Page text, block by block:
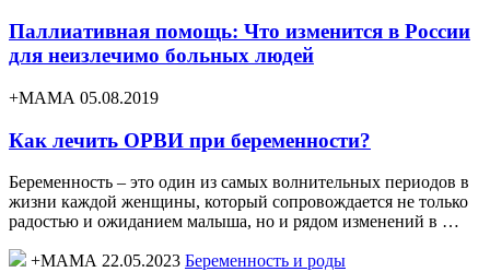
Паллиативная помощь: Что изменится в России
для неизлечимо больных людей
+МАМА 05.08.2019
Как лечить ОРВИ при беременности?
Беременность – это один из самых волнительных периодов в
жизни каждой женщины, который сопровождается не только
радостью и ожиданием малыша, но и рядом изменений в …
+МАМА 22.05.2023 Беременность и роды